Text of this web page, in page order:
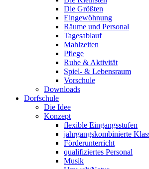
Die Größten
Eingewöhnung
Räume und Personal
Tagesablauf
Mahlzeiten
Pflege
Ruhe & Aktivität
Spiel- & Lebensraum
Vorschule
Downloads
Dorfschule
Die Idee
Konzept
flexible Eingangsstufen
jahrgangskombinierte
Förderunterricht
qualifiziertes Personal
Musik